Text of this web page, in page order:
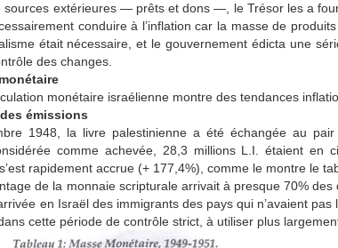
sources extérieures — prêts et dons —, le Trésor les a
conduire à l’inflation car la masse de
était nécessaire, et le gouvernement édicta une
des changes.
monétaire israélienne montre des tendances
émissions
1948, la livre palestinienne a été échangée au
comme achevée, 28,3 millions L.I. étaient en
rapidement accrue (+ 177,4%), comme le montre le
de la monnaie scripturale arrivait à presque 70%
en Israël des immigrants des pays qui n’avaient
cette période de contrôle strict, à utiliser plus